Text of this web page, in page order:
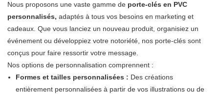
Nous proposons une vaste gamme de porte-clés en PVC
personnalisés, adaptés à tous vos besoins en marketing et
cadeaux. Que vous lanciez un nouveau produit, organisiez un
événement ou développiez votre notoriété, nos porte-clés sont
conçus pour faire ressortir votre message.
Nos options de personnalisation comprennent :
Formes et tailles personnalisées : Des créations
entièrement personnalisées à partir de vos illustrations ou de